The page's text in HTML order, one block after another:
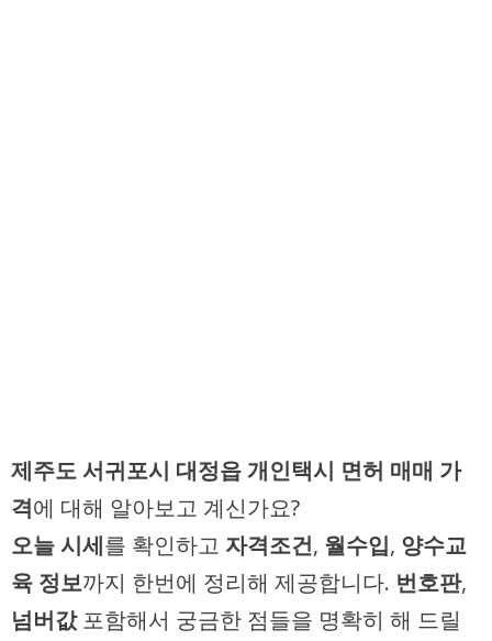
제주도 서귀포시 대정읍 개인택시 면허 매매 가
격에 대해 알아보고 계신가요?
오늘 시세를 확인하고 자격조건, 월수입, 양수교
육 정보까지 한번에 정리해 제공합니다. 번호판,
넘버값포함해서 궁금한 점들을 명확히 해 드릴